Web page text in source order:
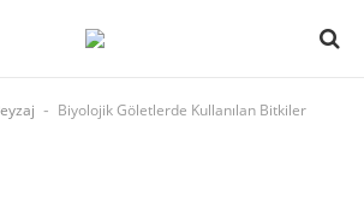
- Biyolojik Göletlerde Kullanılan Bitkiler